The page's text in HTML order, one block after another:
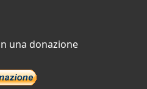
una donazione